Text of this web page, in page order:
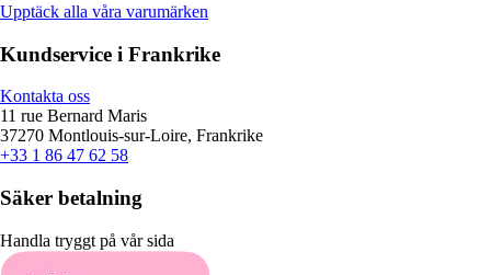
Upptäck alla våra varumärken
Kundservice i Frankrike
Kontakta oss
11 rue Bernard Maris
37270 Montlouis-sur-Loire, Frankrike
+33 1 86 47 62 58
Säker betalning
Handla tryggt på vår sida